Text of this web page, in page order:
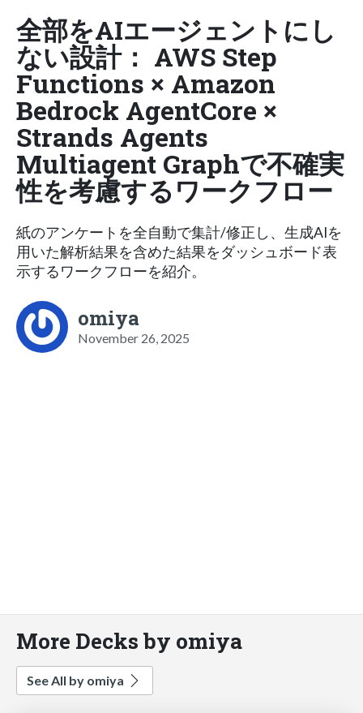
全部をAIエージェントにし
ない設計： AWS Step
Functions × Amazon
Bedrock AgentCore ×
Strands Agents
Multiagent Graphで不確実
性を考慮するワークフロー
紙のアンケートを全自動で集計/修正し、生成AIを
用いた解析結果を含めた結果をダッシュボード表
示するワークフローを紹介。
omiya
November 26, 2025
More Decks by omiya
See All by omiya